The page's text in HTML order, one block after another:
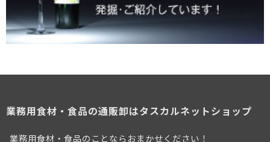
業務用食材・食品の通販卸はタスカルネットショップ
業務用食材・食品のことならおまかせください！